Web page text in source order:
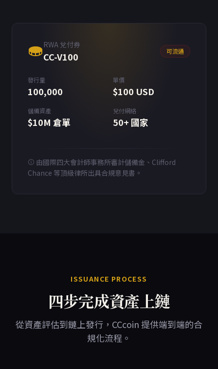
RWA 兌付券
CC-V100 可流通
發行量
100,000
單價
$100 USD
儲備資產
$10M 倉單
兌付網絡
50+ 國家
由國際四大會計師事務所審計儲備金、Clifford
Chance 等頂級律所出具合規意見書。
ISSUANCE PROCESS
四步完成資產上鏈
從資產評估到鏈上發行，CCcoin 提供端到端的合
規化流程。